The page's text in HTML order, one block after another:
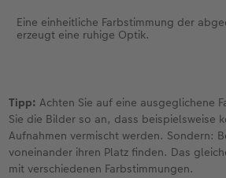
Eine einheitliche Farbstimmung der
erzeugt eine ruhige Optik.
Tipp: Achten Sie auf eine ausgeglichene
Sie die Bilder so an, dass beispielsweise
Aufnahmen vermischt werden. Sondern:
voneinander ihren Platz finden. Das
mit verschiedenen Farbstimmungen.